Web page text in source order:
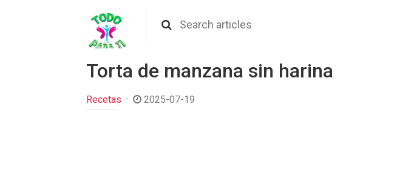
Torta de manzana sin harina
Recetas 2025-07-19